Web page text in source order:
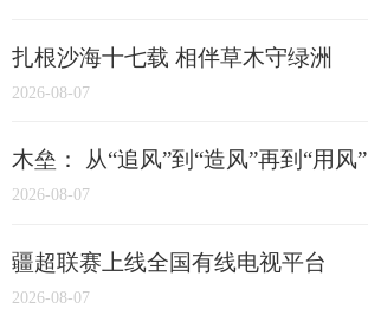
扎根沙海十七载 相伴草木守绿洲
2026-08-07
木垒： 从“追风”到“造风”再到“用风”
2026-08-07
疆超联赛上线全国有线电视平台
2026-08-07